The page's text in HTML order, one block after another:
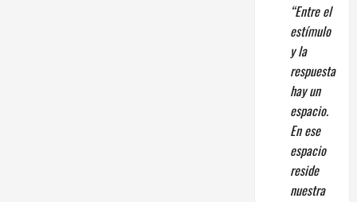
“Entre el
estímulo
y la
respuesta
hay un
espacio.
En ese
espacio
reside
nuestra